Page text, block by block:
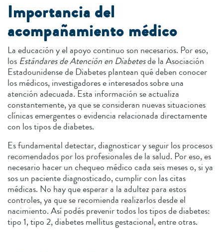
Importancia del
acompañamiento médico
La educación y el apoyo continuo son necesarios. Por eso,
los Estándares de Atención en Diabetesde la Asociación
Estadounidense de Diabetes plantean qué deben conocer
los médicos, investigadores e interesados sobre una
atención adecuada. Esta información se actualiza
constantemente, ya que se consideran nuevas situaciones
clínicas emergentes o evidencia relacionada directamente
con los tipos de diabetes.
Es fundamental detectar, diagnosticar y seguir los procesos
recomendados por los profesionales de la salud. Por eso, es
necesario hacer un chequeo médico cada seis meses o, si ya
sos un paciente diagnosticado, cumplir con las citas
médicas. No hay que esperar a la adultez para estos
controles, ya que se recomienda realizarlos desde el
nacimiento. Así podés prevenir todos los tipos de diabetes:
tipo 1, tipo 2, diabetes mellitus gestacional, entre otras.